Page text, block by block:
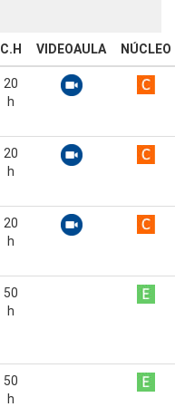
C.H VIDEOAULA NÚCLEO
20
h
20
h
20
h
50
h
50
h